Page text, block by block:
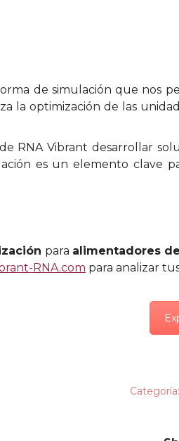
de simulación que nos
la optimización de las
RNA Vibrant desarrollar
es un elemento clave
para alimentadores
RNA.com para analizar
Categoría: